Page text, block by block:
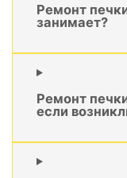
Ремонт
занимает?
Ремонт
если